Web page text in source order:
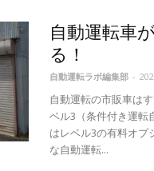
自動運転車
る！
自動運転ラボ編集部 -
自動運転の市販車は
ベル3（条件付き運転
はレベル3の有料オプ
な自動運転...